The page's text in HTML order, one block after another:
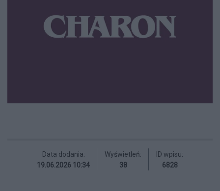
Data dodania:
19.06.2026 10:34
Wyświetleń:
38
ID wpisu:
6828